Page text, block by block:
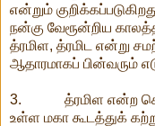
என்றும்
நன்கு வேரூன்றிய
த்ரமிள, த்ரமிட என்று
ஆதாரமாகப் பின்வரும்
3. த்ரமிள என்ற சொல்
உள்ள மகா கூடத்துக்